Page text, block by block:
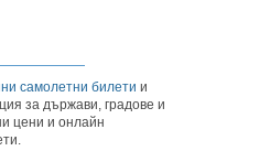
самолетни билети и
за държави, градове и
цени и онлайн